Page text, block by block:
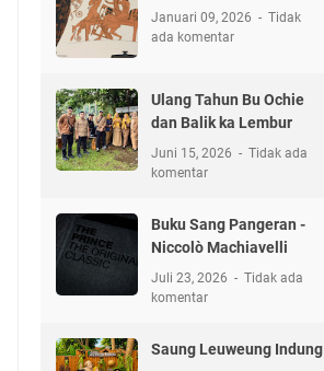
Januari 09, 2026
Tidak
ada komentar
Ulang Tahun Bu Ochie
dan Balik ka Lembur
Juni 15, 2026
Tidak ada
komentar
Buku Sang Pangeran -
Niccolò Machiavelli
Juli 23, 2026
Tidak ada
komentar
Saung Leuweung Indung